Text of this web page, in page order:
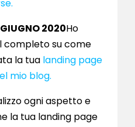
2020Ho
completo su come
la tua landing page
mio blog.
ogni aspetto e
la tua landing page